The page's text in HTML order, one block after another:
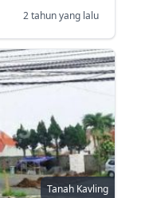
2 tahun yang lalu
Tanah Kavling